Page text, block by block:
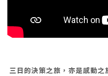
三日的決策之旅，亦是感動